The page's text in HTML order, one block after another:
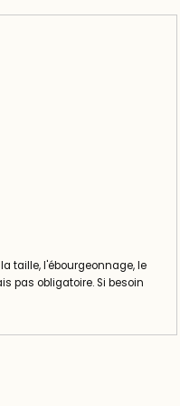
taille, l'ébourgeonnage, le
pas obligatoire. Si besoin